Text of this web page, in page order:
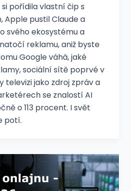
pořídila vlastní čip s
Apple pustil Claude a
svého ekosystému a
reklamu, aniž byste
Google váhá, jaké
sociální sítě poprvé v
televizi jako zdroj zpráv a
se znalostí AI
o 113 procent. I svět
potí.